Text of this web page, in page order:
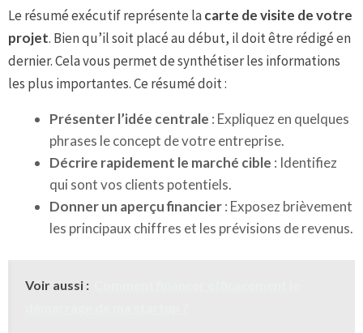
Le résumé exécutif représente lacarte de visite de votre
projet. Bien qu’il soit placé au début, il doit être rédigé en
dernier. Cela vous permet de synthétiser les informations
les plus importantes. Ce résumé doit :
Présenter l’idée centrale : Expliquez en quelques
phrases le concept de votre entreprise.
Décrire rapidement le marché cible : Identifiez
qui sont vos clients potentiels.
Donner un aperçu financier: Exposez brièvement
les principaux chiffres et les prévisions de revenus.
Voir aussi :